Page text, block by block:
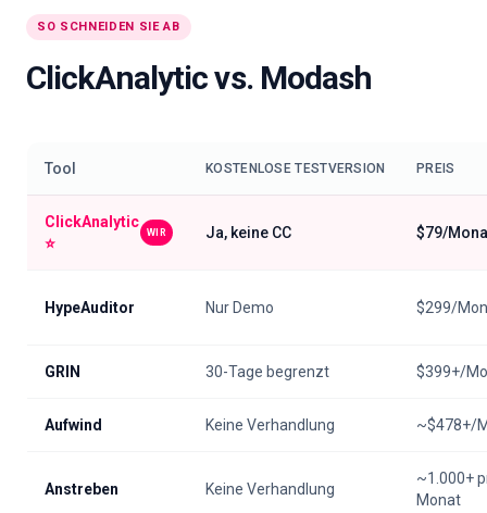
SO SCHNEIDEN SIE AB
ClickAnalyticvs. Modash
Tool KOSTENLOSE TESTVERSION PREIS
ClickAnalytic
⭐
WIR Ja, keine CC $79/
HypeAuditor Nur Demo $299/
GRIN 30-Tage begrenzt $399+/
Aufwind Keine Verhandlung ~$478+/
Anstreben Keine Verhandlung
~1.000+
Monat